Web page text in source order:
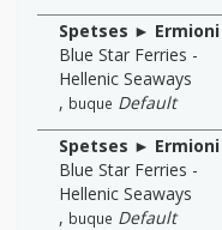
Spetses ► Ermioni
Blue Star Ferries -
Hellenic Seaways
, buque Default
Spetses ► Ermioni
Blue Star Ferries -
Hellenic Seaways
, buque Default